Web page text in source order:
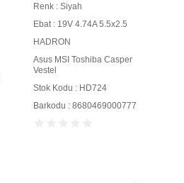
Renk : Siyah
Ebat : 19V 4.74A 5.5x2.5
HADRON
Asus MSI Toshiba Casper
Vestel
Stok Kodu : HD724
Barkodu : 8680469000777